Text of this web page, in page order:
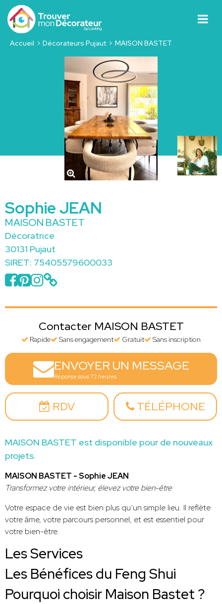
Accueil Décorateurs Pujaut MAISON BASTET
Sophie JEAN
MAISON BASTET
Décoratrice
30131 Pujaut
SIRET: 75405579600033
Contacter MAISON BASTET
Rapide Sans engagement Gratuit Sans inscription
ENVOYER UN MESSAGE
Réponse sous 72 heures
RDV TÉLÉPHONE
MAISON BASTET est disponible pour de nouveaux
projets.
MAISON BASTET - Sophie JEAN
Transformez votre intérieur, élevez votre bien-être
Votre espace de vie est bien plus qu’un simple lieu. Il reflète
votre âme, votre parcours personnel, et est essentiel pour
votre bien-être.
Les Services
Les Bénéfices du Feng Shui
Pourquoi choisir Maison Bastet ?